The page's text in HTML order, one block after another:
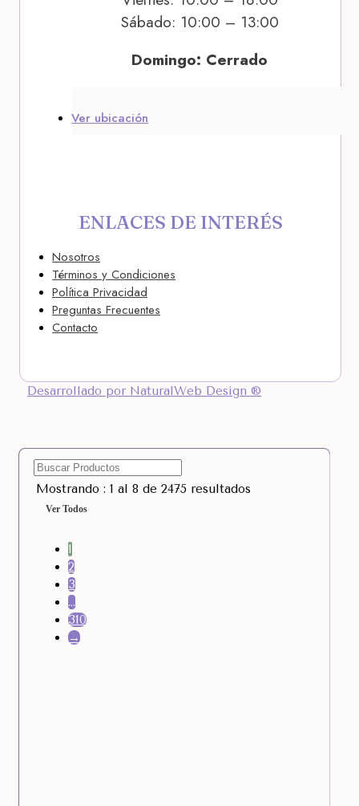
Sábado: 10:00 – 13:00
Domingo: Cerrado
Ver ubicación
ENLACES DE INTERÉS
Nosotros
Términos y Condiciones
Política Privacidad
Preguntas Frecuentes
Contacto
Desarrollado por NaturalWeb Design ®
Mostrando : 1 al 8 de 2475 resultados
Ver Todos
1
2
3
…
310
→